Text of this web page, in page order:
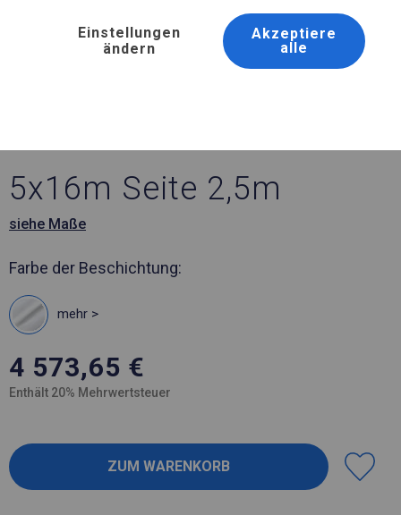
5x16m Seite 2,5m
siehe Maße
Farbe der Beschichtung:
mehr >
4 573,65 €
Enthält 20% Mehrwertsteuer
Einstellungen
ändern
Akzeptiere
alle